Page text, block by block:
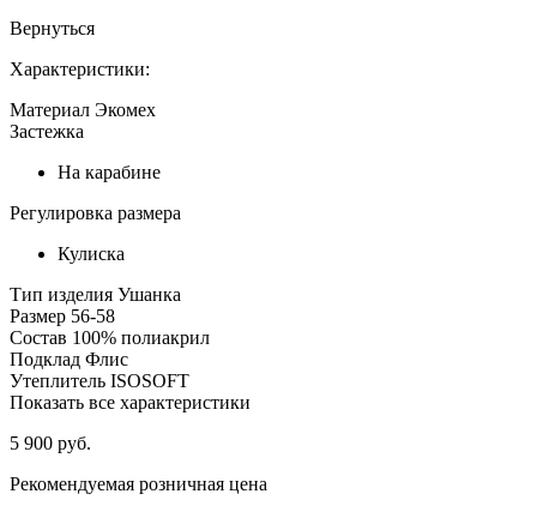
Вернуться
Характеристики:
Материал Экомех
Застежка
На карабине
Регулировка размера
Кулиска
Тип изделия Ушанка
Размер 56-58
Состав 100% полиакрил
Подклад Флис
Утеплитель ISOSOFT
Показать все характеристики
5 900 руб.
Рекомендуемая розничная цена